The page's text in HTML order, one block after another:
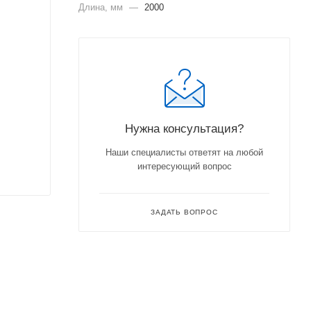
Длина, мм
— 2000
Нужна консультация?
Наши специалисты ответят на любой
интересующий вопрос
ЗАДАТЬ ВОПРОС